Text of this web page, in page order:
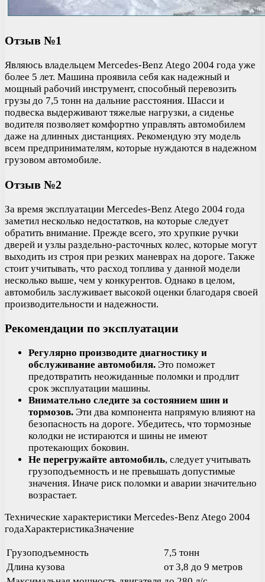
Отзыв №1
Являюсь владельцем Mercedes-Benz Atego 2004 года уже
более 5 лет. Машина проявила себя как надежный и
мощный рабочий инструмент, способный перевозить
грузы до 7,5 тонн на дальние расстояния. Шасси и
подвеска выдерживают тяжелые нагрузки, а сиденье
водителя позволяет комфортно управлять автомобилем
даже на длинных дистанциях. Рекомендую эту модель
всем предпринимателям, которые нуждаются в надежном
грузовом автомобиле.
Отзыв №2
За время эксплуатации Mercedes-Benz Atego 2004 года
заметил несколько недостатков, на которые следует
обратить внимание. Прежде всего, это хрупкие ручки
дверей и узлы раздельно-расточных колес, которые могут
выходить из строя при резких маневрах на дороге. Также
стоит учитывать, что расход топлива у данной модели
несколько выше, чем у конкурентов. Однако в целом,
автомобиль заслуживает высокой оценки благодаря своей
производительности и надежности.
Рекомендации по эксплуатации
Регулярно производите диагностику и
обслуживание автомобиля. Это поможет
предотвратить неожиданные поломки и продлит
срок эксплуатации машины.
Внимательно следите за состоянием шин и
тормозов. Эти два компонента напрямую влияют на
безопасность на дороге. Убедитесь, что тормозные
колодки не истираются и шины не имеют
протекающих боковин.
Не перегружайте автомобиль, следует учитывать
грузоподъемность и не превышать допустимые
значения. Иначе риск поломки и аварии значительно
возрастает.
Технические характеристики Mercedes-Benz Atego 2004
годаХарактеристикаЗначение
Грузоподъемность
7,5 тонн
Длина кузова
от 3,8 до 9 метров